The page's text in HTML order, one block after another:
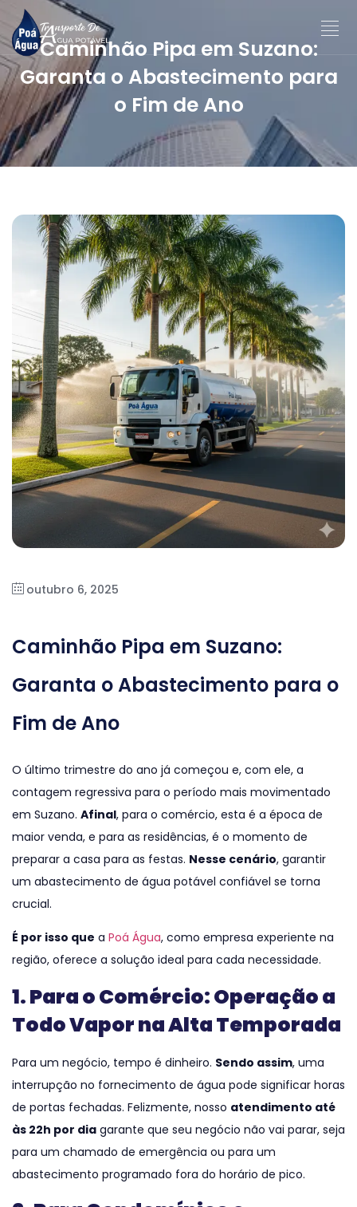
Caminhão Pipa em Suzano:
Garanta o Abastecimento para
o Fim de Ano
outubro 6, 2025
Caminhão Pipa em Suzano:
Garanta o Abastecimento para o
Fim de Ano
O último trimestre do ano já começou e, com ele, a
contagem regressiva para o período mais movimentado
em Suzano. Afinal, para o comércio, esta é a época de
maior venda, e para as residências, é o momento de
preparar a casa para as festas. Nesse cenário, garantir
um abastecimento de água potável confiável se torna
crucial.
É por isso que a Poá Água, como empresa experiente na
região, oferece a solução ideal para cada necessidade.
1. Para o Comércio: Operação a
Todo Vapor na Alta Temporada
Para um negócio, tempo é dinheiro. Sendo assim, uma
interrupção no fornecimento de água pode significar horas
de portas fechadas. Felizmente, nosso atendimento até
às 22h por dia garante que seu negócio não vai parar, seja
para um chamado de emergência ou para um
abastecimento programado fora do horário de pico.